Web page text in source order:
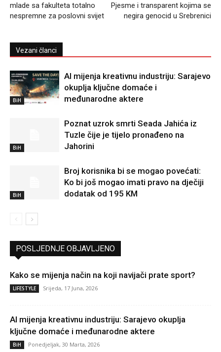
mlade sa fakulteta totalno
nespremne za poslovni svijet
Pjesme i transparent kojima se
negira genocid u Srebrenici
Vezani članci
BiH
AI mijenja kreativnu industriju: Sarajevo
okuplja ključne domaće i
međunarodne aktere
BiH
Poznat uzrok smrti Seada Jahića iz
Tuzle čije je tijelo pronađeno na
Jahorini
BiH
Broj korisnika bi se mogao povećati:
Ko bi još mogao imati pravo na dječiji
dodatak od 195 KM
POSLJEDNJE OBJAVLJENO
Kako se mijenja način na koji navijači prate sport?
LIFESTYLE Srijeda, 17 Juna, 2026
AI mijenja kreativnu industriju: Sarajevo okuplja
ključne domaće i međunarodne aktere
BiH Ponedjeljak, 30 Marta, 2026